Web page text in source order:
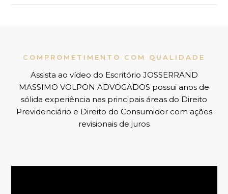
COMPROMETIMENTO COM QUALIDADE
Assista ao vídeo do Escritório JOSSERRAND
MASSIMO VOLPON ADVOGADOS possui anos de
sólida experiência nas principais áreas do Direito
Previdenciário e Direito do Consumidor com ações
revisionais de juros